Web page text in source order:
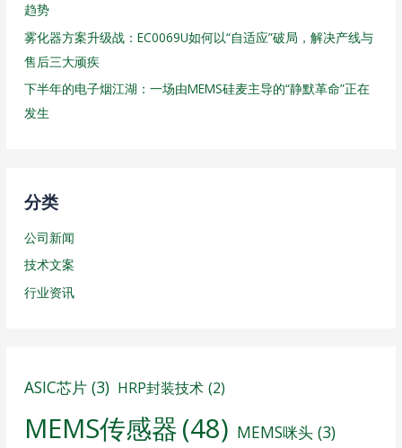
趋势
雾化器方案升级战：EC0069U如何以“自适应”破局，解决产线与
售后三大顽疾
下半年的电子烟江湖：一场由MEMS硅麦主导的“静默革命”正在
发生
分类
公司新闻
技术文案
行业资讯
ASIC芯片 (3) HRP封装技术 (2)
MEMS传感器(48) MEMS咪头 (3)